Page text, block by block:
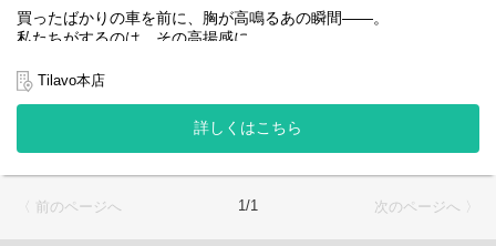
るお仕事です。
自動車を購入したお客様が注文した純正のパーツ。
お客様好みの車が完成した瞬間はやっぱり嬉しい！
直接お客様と関わることはありませんが
納車されオーナーさんが喜んでドライブしている姿を想像したら
ワクワクしますよ！
DIYやものづくり、手元作業が好きな方には向いています！
買ったばかりの車を前に、胸が高鳴るあの瞬間――。
私たちがするのは、その高揚感に
あなたの仕事が、お客様の喜びをもっと大きくします。
自動車の知識や専門技術・経験は不要◎
＊自動車の洗車・水分拭き取り
Tilavo本店
詳しくはこちら
〈 前のページへ 1/1 次のページへ 〉